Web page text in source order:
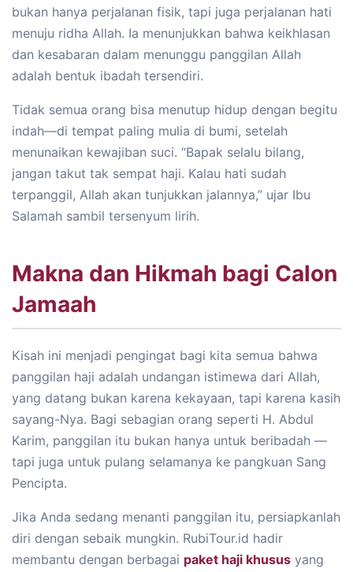
bukan hanya perjalanan fisik, tapi juga perjalanan hati
menuju ridha Allah. Ia menunjukkan bahwa keikhlasan
dan kesabaran dalam menunggu panggilan Allah
adalah bentuk ibadah tersendiri.
Tidak semua orang bisa menutup hidup dengan begitu
indah—di tempat paling mulia di bumi, setelah
menunaikan kewajiban suci. “Bapak selalu bilang,
jangan takut tak sempat haji. Kalau hati sudah
terpanggil, Allah akan tunjukkan jalannya,” ujar Ibu
Salamah sambil tersenyum lirih.
Makna dan Hikmah bagi Calon
Jamaah
Kisah ini menjadi pengingat bagi kita semua bahwa
panggilan haji adalah undangan istimewa dari Allah,
yang datang bukan karena kekayaan, tapi karena kasih
sayang-Nya. Bagi sebagian orang seperti H. Abdul
Karim, panggilan itu bukan hanya untuk beribadah —
tapi juga untuk pulang selamanya ke pangkuan Sang
Pencipta.
Jika Anda sedang menanti panggilan itu, persiapkanlah
diri dengan sebaik mungkin. RubiTour.id hadir
membantu dengan berbagai paket haji khusus yang